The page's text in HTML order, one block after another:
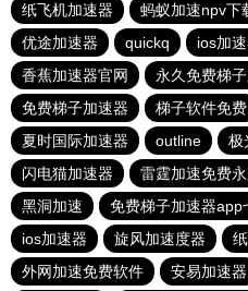
纸飞机加速器
蚂蚁加速npv下
优途加速器
quickq ios加
香蕉加速器官网
永久免费梯
免费梯子加速器
梯子软件免费
夏时国际加速器
outline 极
闪电猫加速器
雷霆加速免费永
黑洞加速
免费梯子加速器app
ios加速器
旋风加速度器
外网加速免费软件
安易加速器